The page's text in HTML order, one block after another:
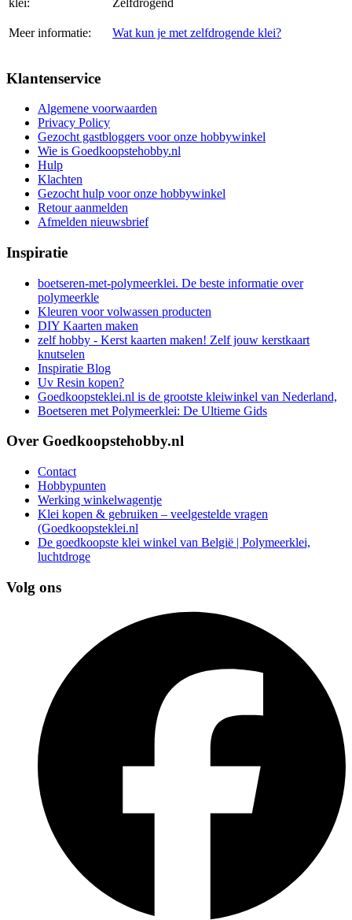
Meer informatie: Wat kun je met zelfdrogende klei?
Klantenservice
Algemene voorwaarden
Privacy Policy
Gezocht gastbloggers voor onze hobbywinkel
Wie is Goedkoopstehobby.nl
Hulp
Klachten
Gezocht hulp voor onze hobbywinkel
Retour aanmelden
Afmelden nieuwsbrief
Inspiratie
boetseren-met-polymeerklei. De beste informatie over
polymeerkle
Kleuren voor volwassen producten
DIY Kaarten maken
zelf hobby - Kerst kaarten maken! Zelf jouw kerstkaart
knutselen
Inspiratie Blog
Uv Resin kopen?
Goedkoopsteklei.nl is de grootste kleiwinkel van Nederland,
Boetseren met Polymeerklei: De Ultieme Gids
Over Goedkoopstehobby.nl
Contact
Hobbypunten
Werking winkelwagentje
Klei kopen & gebruiken – veelgestelde vragen
(Goedkoopsteklei.nl
De goedkoopste klei winkel van België | Polymeerklei,
luchtdroge
Volg ons